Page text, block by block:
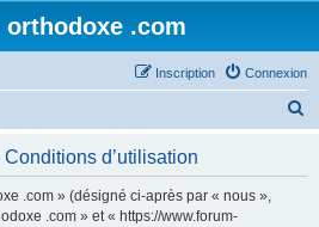
.com
Connexion
Inscription
d’utilisation
.com » (désigné ci-après par « nous »,
.com » et « https://www.forum-